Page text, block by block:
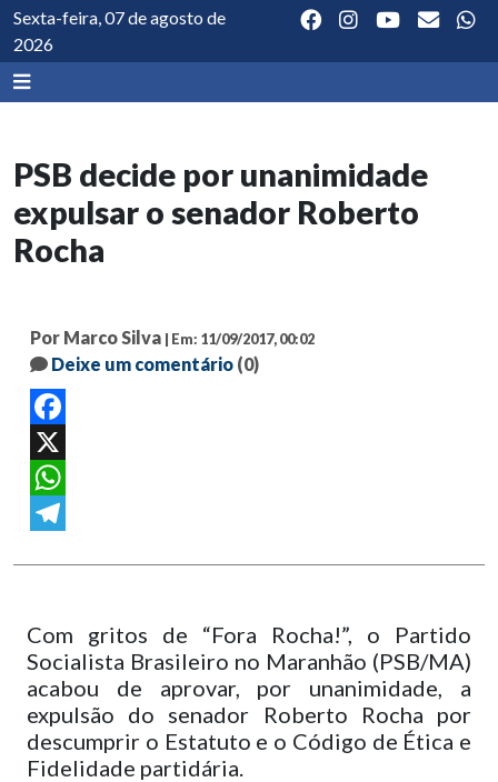
Sexta-feira, 07 de agosto de
2026
PSB decide por unanimidade
expulsar o senador Roberto
Rocha
Por Marco Silva | Em: 11/09/2017, 00:02
Deixe um comentário (0)
Facebook
X
WhatsApp
Com gritos de “Fora Rocha!”, o Partido
Socialista Brasileiro no Maranhão (PSB/MA)
acabou de aprovar, por unanimidade, a
expulsão do senador Roberto Rocha por
descumprir o Estatuto e o Código de Ética e
Fidelidade partidária.